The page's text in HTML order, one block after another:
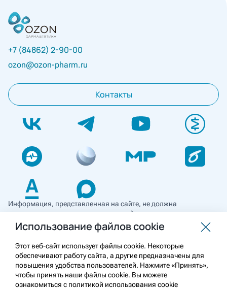
+7 (84862) 2-90-00
ozon@ozon-pharm.ru
Контакты
Информация, представленная на сайте, не должна
использоваться для самостоятельной диагностики и лечения
и не может служить заменой очной консультации врача. Перед
применением необходимо ознакомиться
с противопоказаниями препарата. Информация
о лекарственных средствах рецептурного отпуска
предназначена для медицинских и фармацевтических
работников.
Использование файлов cookie
Этот веб-сайт использует файлы cookie. Некоторые
обеспечивают работу сайта, а другие предназначены для
повышения удобства пользователей. Нажмите «Принять»,
чтобы принять наши файлы cookie. Вы можете
ознакомиться с политикой использования cookie